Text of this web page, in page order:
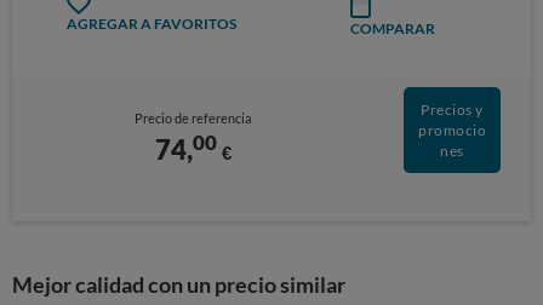
AGREGAR A FAVORITOS COMPARAR
Precio de referencia
74,00 €
Precios y
promocio
nes
Mejor calidad con un precio similar